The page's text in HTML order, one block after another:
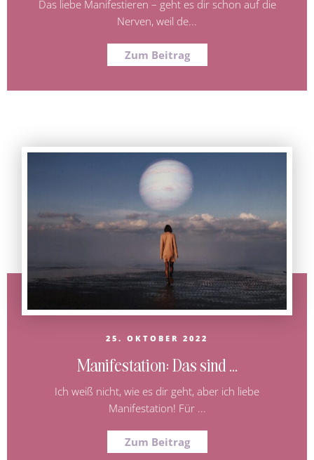
Das liebe Manifestieren – geht es dir schon auf die
Nerven, weil de...
Zum Beitrag
25. OKTOBER 2022
Manifestation: Das sind ...
Ich weiß nicht, wie es dir geht, aber ich liebe
Manifestation! Für ...
Zum Beitrag